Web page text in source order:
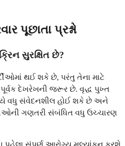
પૂછાતા પ્રશ્નો
સુરક્ષિત છે?
થઈ શકે છે, પરંતુ તેના માટે
દેખરેખની જરૂર છે. વૃદ્ધ પુખ્ત
વધુ સંવેદનશીલ હોઈ શકે છે અને
ગણતરી સંબંધિત વધુ ઉચ્ચારણ
પહેલા સંપૂર્ણ આરોગ્ય મૂલ્યાંકન કરશે,